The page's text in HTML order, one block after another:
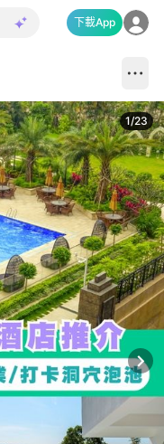
下載App
1/23